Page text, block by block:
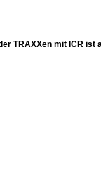
TRAXXen mit ICR ist